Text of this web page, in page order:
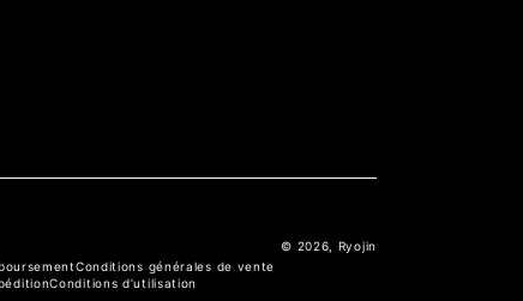
© 2026, Ryojin
Conditions générales de vente
Conditions d’utilisation